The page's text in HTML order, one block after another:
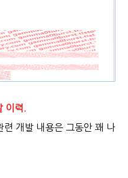
이력.
개발 내용은 그동안 꽤 나